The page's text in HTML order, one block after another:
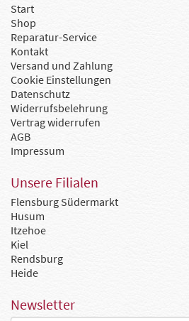
Start
Shop
Reparatur-Service
Kontakt
Versand und Zahlung
Cookie Einstellungen
Datenschutz
Widerrufsbelehrung
Vertrag widerrufen
AGB
Impressum
Unsere Filialen
Flensburg Südermarkt
Husum
Itzehoe
Kiel
Rendsburg
Heide
Newsletter